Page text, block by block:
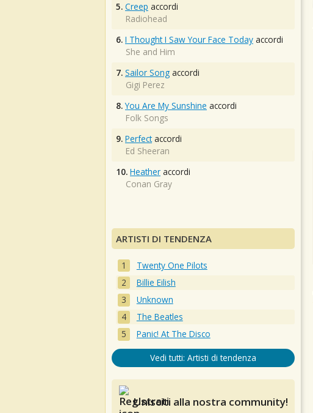
5. Creep accordi
Radiohead
6. I Thought I Saw Your Face Today accordi
She and Him
7. Sailor Song accordi
Gigi Perez
8. You Are My Sunshine accordi
Folk Songs
9. Perfectaccordi
Ed Sheeran
10. Heather accordi
Conan Gray
ARTISTI DI TENDENZA
Twenty One Pilots
Billie Eilish
Unknown
The Beatles
Panic! At The Disco
Vedi tutti: Artisti di tendenza
Unisciti alla nostra community!